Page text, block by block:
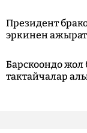
Президент
эркинен
Барскоондо
тактайчалар